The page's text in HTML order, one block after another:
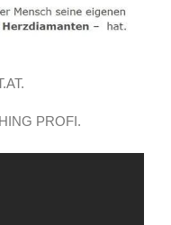
PROFI.